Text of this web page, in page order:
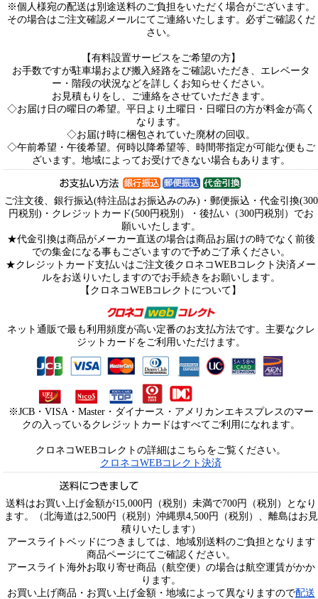
※個人様宛の配送は別途送料のご負担をいただく場合がございます。
その場合はご注文確認メールにてご連絡いたします。必ずご確認くだ
さい。
【有料設置サービスをご希望の方】
お手数ですが駐車場および搬入経路をご確認いただき、エレベータ
ー・階段の状況などを詳しくお知らせください。
お見積もりをし、ご連絡をさせていただきます。
◇お届け日の曜日の希望。平日より土曜日・日曜日の方が料金が高く
なります。
◇お届け時に梱包されていた廃材の回収。
◇午前希望・午後希望。何時以降希望等、時間帯指定が可能な便もご
ざいます。地域によってお受けできない場合もあります。
ご注文後、銀行振込(特注品はお振込みのみ)・郵便振込・代金引換(300
円税別)・クレジットカード(500円税別）・後払い（300円税別）でお
願いいたします。
★代金引換は商品がメーカー直送の場合は商品お届けの時でなく前後
での集金になる事もございますので予めご了承ください。
★クレジットカード支払いはご注文後クロネコWEBコレクト決済メー
ルをお送りいたしますのでお手続きをお願いします。
【クロネコWEBコレクトについて】
ネット通販で最も利用頻度が高い定番のお支払方法です。主要なクレ
ジットカードをご利用いただけます。
※JCB・VISA・Master・ダイナース・アメリカンエキスプレスのマー
クの入っているクレジットカードはすべてご利用になれます。
クロネコWEBコレクトの詳細はこちらをご覧ください。
クロネコWEBコレクト決済
送料はお買い上げ金額が15,000円（税別）未満で700円（税別）となり
ます。（北海道は2,500円（税別）沖縄県4,500円（税別）、離島はお見
積りいたします）
アースライトベッドにつきましては、地域別送料のご負担となります
商品ページにてご確認ください。
アースライト海外お取り寄せ商品（航空便）の場合は航空運賃がかか
ります。
お買い上げ商品・お買い上げ金額・地域によって異なりますので配送